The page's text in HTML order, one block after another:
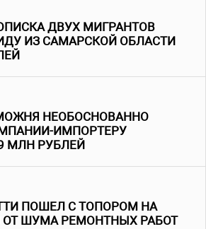
ДВУХ МИГРАНТОВ
ИЗ САМАРСКОЙ ОБЛАСТИ
НЕОБОСНОВАННО
ИМПОРТЕРУ
МЛН РУБЛЕЙ
ПОШЕЛ С ТОПОРОМ НА
ОТ ШУМА РЕМОНТНЫХ РАБОТ